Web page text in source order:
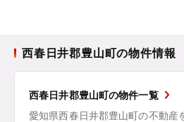
西春日井郡豊山町の物件情報
西春日井郡豊山町の物件一覧
愛知県西春日井郡豊山町の不動産